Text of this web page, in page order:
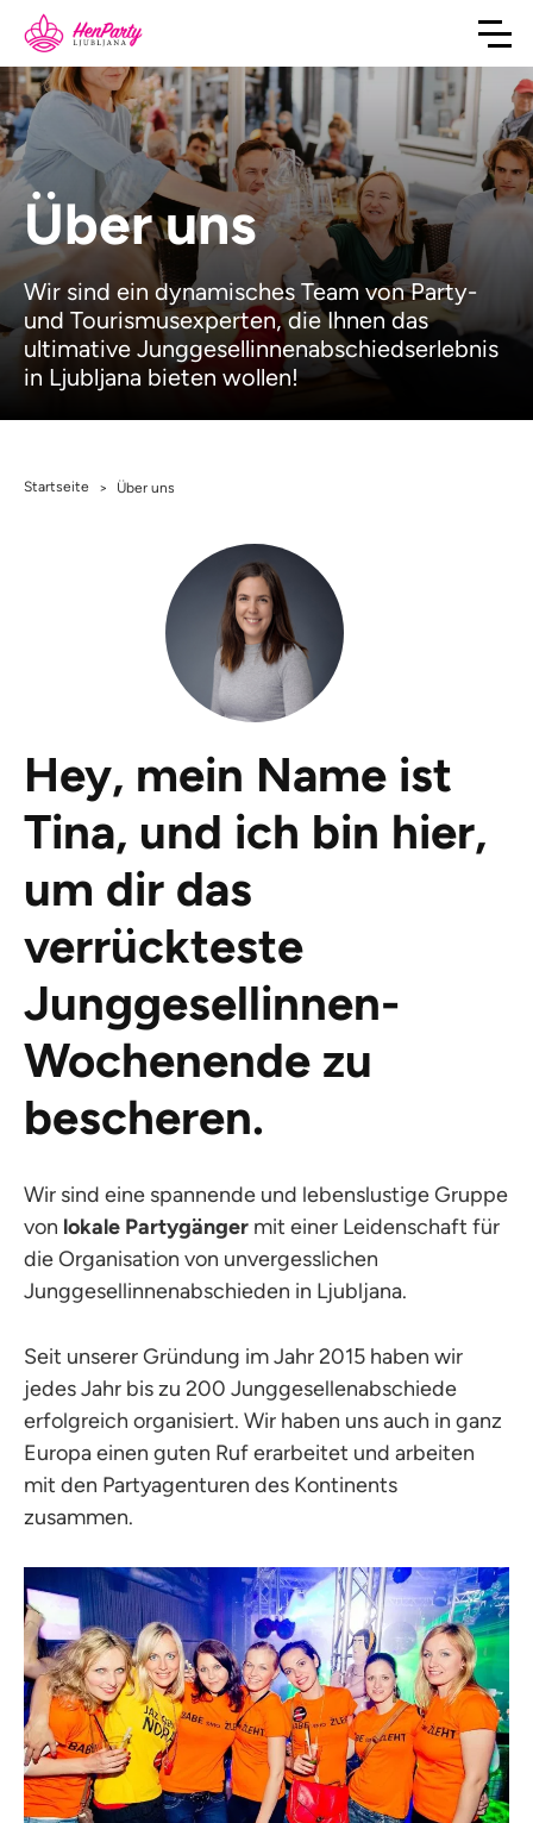
Über uns
Wir sind ein dynamisches Team von Party-
und Tourismusexperten, die Ihnen das
ultimative Junggesellinnenabschiedserlebnis
in Ljubljana bieten wollen!
Startseite > Über uns
Hey, mein Name ist
Tina, und ich bin hier,
um dir das
verrückteste
Junggesellinnen-
Wochenende zu
bescheren.
Wir sind eine spannende und lebenslustige Gruppe
von lokale Partygänger mit einer Leidenschaft für
die Organisation von unvergesslichen
Junggesellinnenabschieden in Ljubljana.
Seit unserer Gründung im Jahr 2015 haben wir
jedes Jahr bis zu 200 Junggesellenabschiede
erfolgreich organisiert. Wir haben uns auch in ganz
Europa einen guten Ruf erarbeitet und arbeiten
mit den Partyagenturen des Kontinents
zusammen.